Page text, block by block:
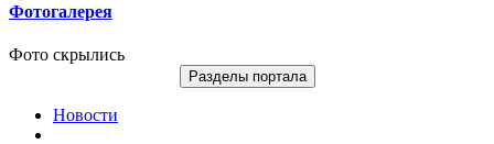
Фотогалерея
Фото скрылись
Разделы портала
Новости